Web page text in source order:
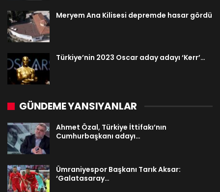
Meryem Ana Kilisesi depremde hasar gördü
Türkiye’nin 2023 Oscar aday adayı ‘Kerr’…
GÜNDEME YANSIYANLAR
Ahmet Özal, Türkiye İttifakı’nın
Cumhurbaşkanı adayı…
Ümraniyespor Başkanı Tarık Aksar:
‘Galatasaray…